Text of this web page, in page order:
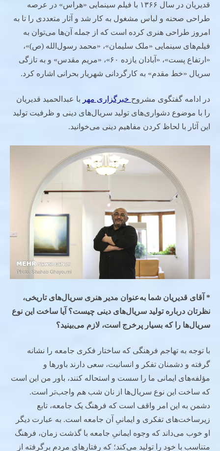
قدیریان در سال ۱۳۶۶ با فیلم سینمایی «هراس» در عرصه
طراحی صحنه و لباس مشغول به کار شد و آثار متعددی را تا به
امروز طراحی هنری کرده است که از جمله آن‌ها می‌توان به
فیلم‌های سینمایی «ملک سلیمان»، «محمد رسول‌الله (ص)»،
«ارتفاع پست»، «آبادان یازده ۶۰»، «مریم مقدس» و به تازگی
سریال «خط مقدم» به کارگردانی شهریار بحرانی اشاره کرد.
در ادامه گفتگوی مشروح خبرگزاری مهر با عبدالحمید قدیریان
را با موضوع دشواری‌های تولید سریال‌های دینی و ظرفیت تولید
این آثار با لحاظ کردن مفاهیم دینی می‌خوانید.
* آقای قدیریان شما به‌عنوان مدیر هنری سریال‌های تاریخی،
نظرتان درباره تولید سریال‌های دینی چیست؟ آیا ساخت این نوع
سریال‌ها را که بسیار پرخرج است، لازم می‌بینید؟
با توجه به تهاجم فرهنگی که ساختار فکری جامعه را نشانه
گرفته و دشمنان تفکر و انسانیت، سعی دارند باورها و
مؤلفه‌های ایمانی ما را سست و استحاله کنند، باور من این است
که ساخت این نوع سریال‌ها از نان شب هم واجب‌تر است.
دشمن به این امر واقف است که فرهنگ یک جامعه، تابع
زیرساخت‌های تفکری و ایمانیِ آن جامعه است. به عبارت دیگر
او خوب می‌داند که وجوه ایمانیِ جامعه با گذشت زمان، فرهنگ
متناسب با خود را تولید می‌کند؛ که رفتارهای مردم برگرفته از